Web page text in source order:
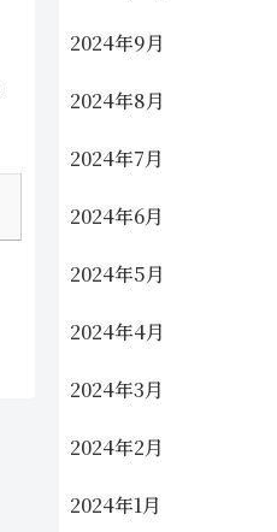
2024年9月
2024年8月
2024年7月
2024年6月
2024年5月
2024年4月
2024年3月
2024年2月
2024年1月